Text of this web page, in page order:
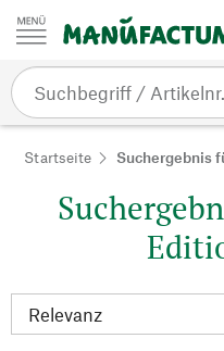
Zum Inhalt springen
Startseite Suchergebnis